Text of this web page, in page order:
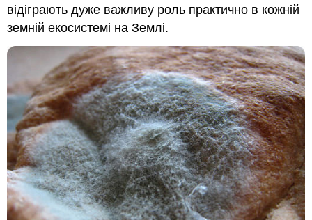
відіграють дуже важливу роль практично в кожній
земній екосистемі на Землі.